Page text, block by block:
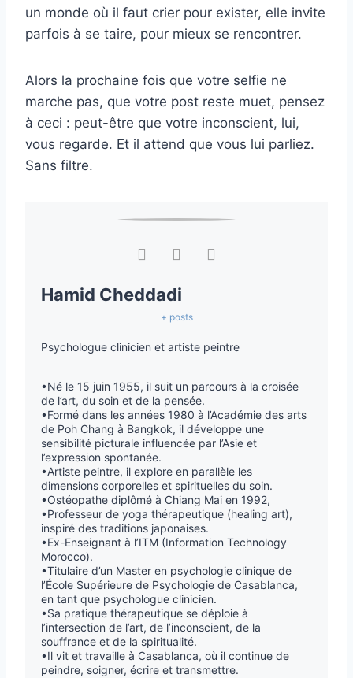
un monde où il faut crier pour exister, elle invite
parfois à se taire, pour mieux se rencontrer.
Alors la prochaine fois que votre selfie ne
marche pas, que votre post reste muet, pensez
à ceci : peut-être que votre inconscient, lui,
vous regarde. Et il attend que vous lui parliez.
Sans filtre.
Hamid Cheddadi
+ posts
Psychologue clinicien et artiste peintre
•Né le 15 juin 1955, il suit un parcours à la croisée
de l’art, du soin et de la pensée.
•Formé dans les années 1980 à l’Académie des arts
de Poh Chang à Bangkok, il développe une
sensibilité picturale influencée par l’Asie et
l’expression spontanée.
•Artiste peintre, il explore en parallèle les
dimensions corporelles et spirituelles du soin.
•Ostéopathe diplômé à Chiang Mai en 1992,
•Professeur de yoga thérapeutique (healing art),
inspiré des traditions japonaises.
•Ex-Enseignant à l’ITM (Information Technology
Morocco).
•Titulaire d’un Master en psychologie clinique de
l’École Supérieure de Psychologie de Casablanca,
en tant que psychologue clinicien.
•Sa pratique thérapeutique se déploie à
l’intersection de l’art, de l’inconscient, de la
souffrance et de la spiritualité.
•Il vit et travaille à Casablanca, où il continue de
peindre, soigner, écrire et transmettre.